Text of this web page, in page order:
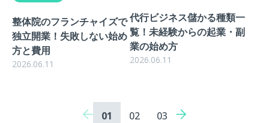
整体院のフランチャイズで
独立開業！失敗しない始め
方と費用
2026.06.11
代行ビジネス儲かる種類一
覧！未経験からの起業・副
業の始め方
2026.06.11
投01 02 03